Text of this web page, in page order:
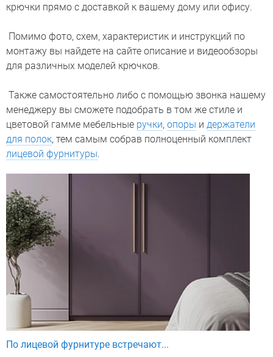
крючки прямо с доставкой к вашему дому или офису.
Помимо фото, схем, характеристик и инструкций по
монтажу вы найдете на сайте описание и видеообзоры
для различных моделей крючков.
Также самостоятельно либо с помощью звонка нашему
менеджеру вы сможете подобрать в том же стиле и
цветовой гамме мебельные ручки, опоры и держатели
для полок, тем самым собрав полноценный комплект
лицевой фурнитуры.
По лицевой фурнитуре встречают...